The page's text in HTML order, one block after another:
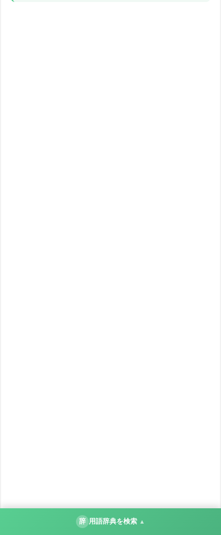
辞 用語辞典を検索 ▲